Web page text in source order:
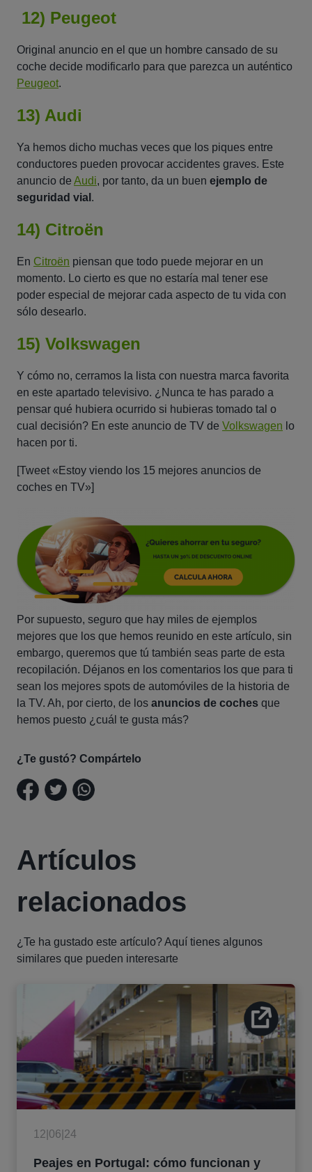
12) Peugeot
Original anuncio en el que un hombre cansado de su
coche decide modificarlo para que parezca un auténtico
Peugeot.
13) Audi
Ya hemos dicho muchas veces que los piques entre
conductores pueden provocar accidentes graves. Este
anuncio de Audi, por tanto, da un buen ejemplo de
seguridad vial .
14) Citroën
En Citroën piensan que todo puede mejorar en un
momento. Lo cierto es que no estaría mal tener ese
poder especial de mejorar cada aspecto de tu vida con
sólo desearlo.
15) Volkswagen
Y cómo no, cerramos la lista con nuestra marca favorita
en este apartado televisivo. ¿Nunca te has parado a
pensar qué hubiera ocurrido si hubieras tomado tal o
cual decisión? En este anuncio de TV de Volkswagen lo
hacen por ti.
[Tweet «Estoy viendo los 15 mejores anuncios de
coches en TV»]
Por supuesto, seguro que hay miles de ejemplos
mejores que los que hemos reunido en este artículo, sin
embargo, queremos que tú también seas parte de esta
recopilación. Déjanos en los comentarios los que para ti
sean los mejores spots de automóviles de la historia de
la TV. Ah, por cierto, de los anuncios de coches que
hemos puesto ¿cuál te gusta más?
¿Te gustó? Compártelo
Artículos
relacionados
¿Te ha gustado este artículo? Aquí tienes algunos
similares que pueden interesarte
12|06|24
Peajes en Portugal: cómo funcionan y